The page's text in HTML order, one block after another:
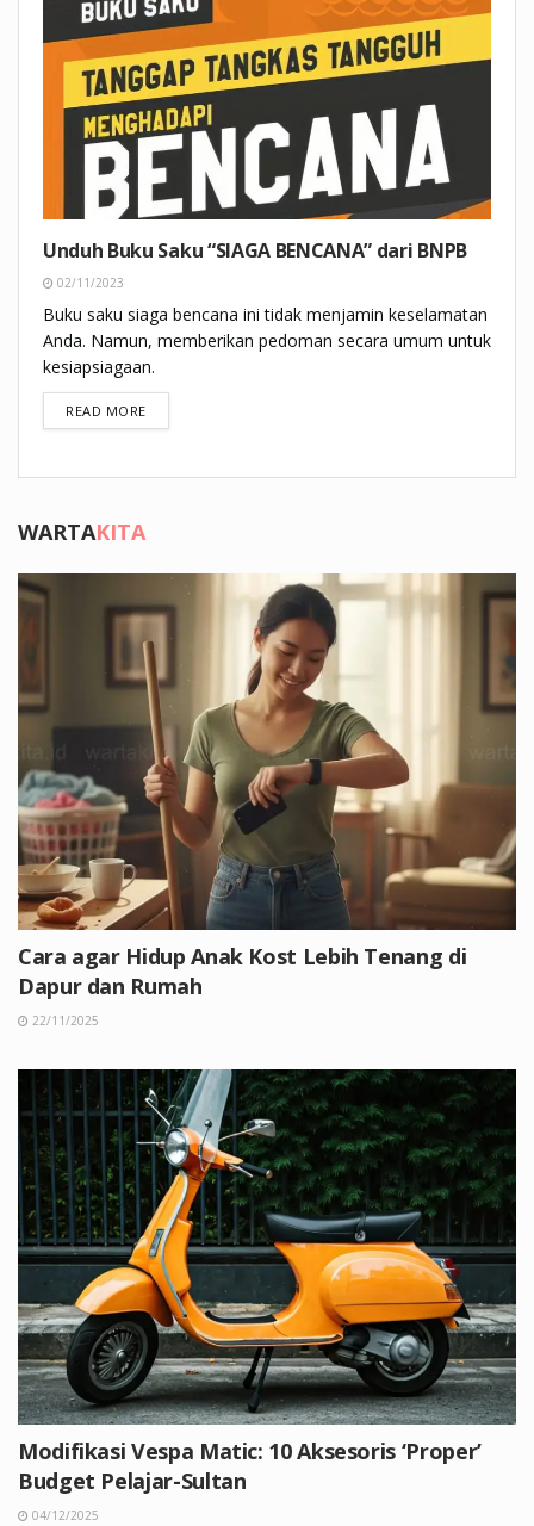
Unduh Buku Saku “SIAGA BENCANA” dari BNPB
02/11/2023
Buku saku siaga bencana ini tidak menjamin keselamatan
Anda. Namun, memberikan pedoman secara umum untuk
kesiapsiagaan.
READ MOREDETAILS
WARTAKITA
Cara agar Hidup Anak Kost Lebih Tenang di
Dapur dan Rumah
22/11/2025
Modifikasi Vespa Matic: 10 Aksesoris ‘Proper’
Budget Pelajar-Sultan
04/12/2025